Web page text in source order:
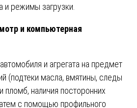
и режимы загрузки.
и компьютерная
и агрегата на предмет
(подтеки масла, вмятины, следы
пломб, наличия посторонних
с помощью профильного